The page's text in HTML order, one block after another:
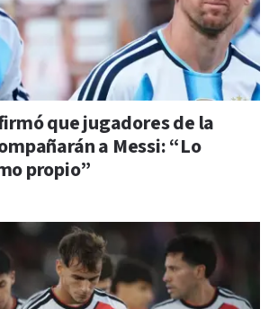
que jugadores de la
a Messi: “Lo
propio”